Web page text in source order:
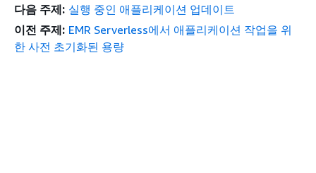
다음 주제: 실행 중인 애플리케이션 업데이트
이전 주제: EMR Serverless에서 애플리케이션 작업을 위
한 사전 초기화된 용량